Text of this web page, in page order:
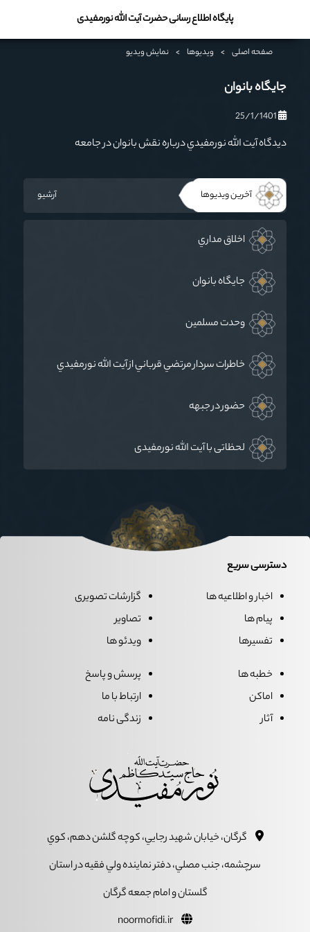
پایگاه اطلاع رسانی حضرت آیت الله نورمفیدی
صفحه اصلی > ویدیوها > نمایش ویدیو
جايگاه بانوان
25/1/1401
ديدگاه آيت الله نورمفيدي درباره نقش بانوان در جامعه
آخرین ویدیوها آرشیو
اخلاق مداري
جايگاه بانوان
وحدت مسلمين
خاطرات سردار مرتضي قرباني از آيت الله نورمفيدي
حضور در جبهه
لحظاتی با آیت الله نورمفیدی
دسترسی سریع
اخبار و اطلاعیه ها
پیام ها
تفسیرها
گزارشات تصویری
تصاویر
ویدئو ها
خطبه ها
اماکن
آثار
پرسش و پاسخ
ارتباط با ما
زندگی نامه
گرگان، خيابان شهيد رجايي، کوچه گلشن دهم، کوي
سرچشمه، جنب مصلي، دفتر نماينده ولي فقيه در استان
گلستان و امام جمعه گرگان